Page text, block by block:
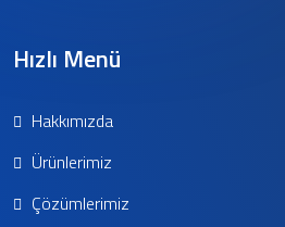
Hızlı Menü
Hakkımızda
Ürünlerimiz
Çözümlerimiz